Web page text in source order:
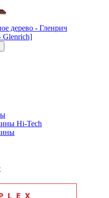
дерево - Гленрич
Glenrich]
Hi-Tech